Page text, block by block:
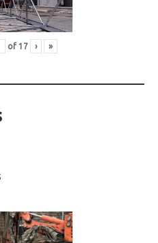
of 17 › »